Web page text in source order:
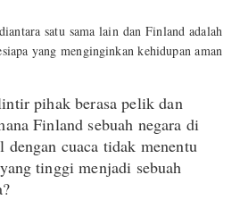
satu sama lain dan Finland adalah
yang menginginkan kehidupan aman
pihak berasa pelik dan
Finland sebuah negara di
dengan cuaca tidak menentu
tinggi menjadi sebuah